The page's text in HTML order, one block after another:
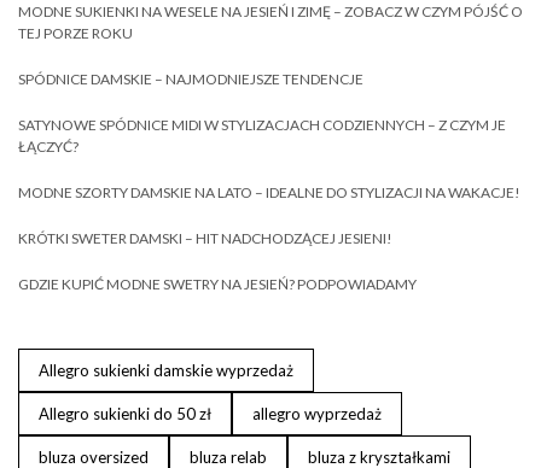
MODNE SUKIENKI NA WESELE NA JESIEŃ I ZIMĘ – ZOBACZ W CZYM PÓJŚĆ O
TEJ PORZE ROKU
SPÓDNICE DAMSKIE – NAJMODNIEJSZE TENDENCJE
SATYNOWE SPÓDNICE MIDI W STYLIZACJACH CODZIENNYCH – Z CZYM JE
ŁĄCZYĆ?
MODNE SZORTY DAMSKIE NA LATO – IDEALNE DO STYLIZACJI NA WAKACJE!
KRÓTKI SWETER DAMSKI – HIT NADCHODZĄCEJ JESIENI!
GDZIE KUPIĆ MODNE SWETRY NA JESIEŃ? PODPOWIADAMY
Allegro sukienki damskie wyprzedaż
Allegro sukienki do 50 zł allegro wyprzedaż
bluza oversized bluza relab bluza z kryształkami